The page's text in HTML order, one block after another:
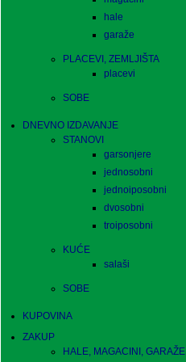
hale
garaže
PLACEVI, ZEMLJIŠTA
placevi
SOBE
DNEVNO IZDAVANJE
STANOVI
garsonjere
jednosobni
jednoiposobni
dvosobni
troiposobni
KUĆE
salaši
SOBE
KUPOVINA
ZAKUP
HALE, MAGACINI, GARAŽE